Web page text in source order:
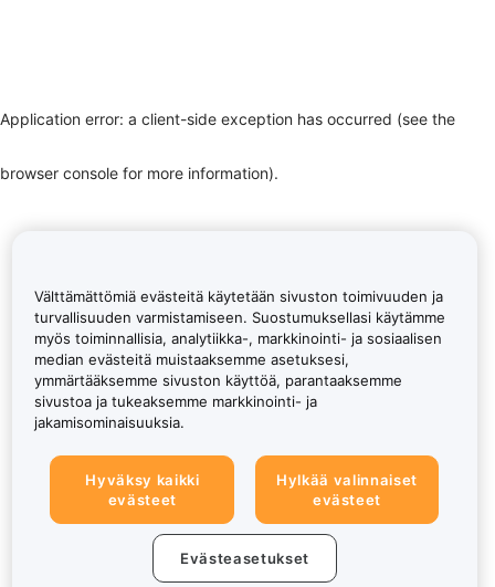
Application error: a client-side exception has occurred (see the
browser console for more information).
Välttämättömiä evästeitä käytetään sivuston toimivuuden ja
turvallisuuden varmistamiseen. Suostumuksellasi käytämme
myös toiminnallisia, analytiikka-, markkinointi- ja sosiaalisen
median evästeitä muistaaksemme asetuksesi,
ymmärtääksemme sivuston käyttöä, parantaaksemme
sivustoa ja tukeaksemme markkinointi- ja
jakamisominaisuuksia.
Hyväksy kaikki
evästeet
Hylkää valinnaiset
evästeet
Evästeasetukset